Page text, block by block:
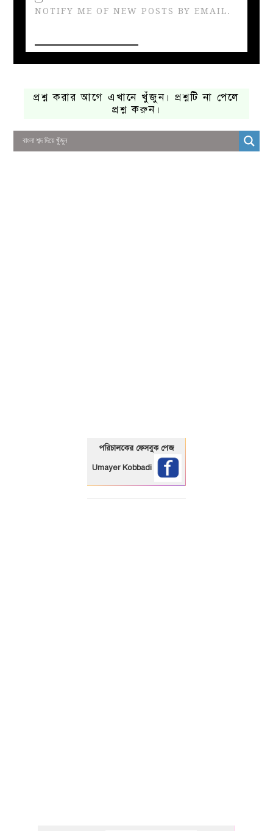
NOTIFY ME OF NEW POSTS BY EMAIL.
প্রশ্ন করার আগে এখানে খুঁজুন। প্রশ্নটি না পেলে
প্রশ্ন করুন।
পরিচালকের ফেসবুক পেজ
Umayer Kobbadi